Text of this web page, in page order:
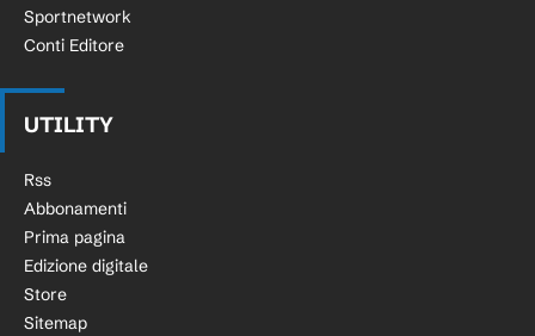
Sportnetwork
Conti Editore
UTILITY
Rss
Abbonamenti
Prima pagina
Edizione digitale
Store
Sitemap